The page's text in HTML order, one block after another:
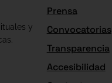
y
Prensa
Convocatorias
Transparencia
Accesibilidad